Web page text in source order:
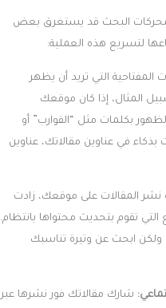
البحث قد يستغرق بعض
لتسريع هذه العملية:
المفتاحية التي تريد أن يظهر
المثال، إذا كان موقعك
بكلمات مثل “القوارب” أو
بذكاء في عناوين مقالاتك، عناوين
نشر المقالات على موقعك، زادت
تقوم بتحديث محتواها بانتظام.
ولكن ابحث عن وتيرة تناسبك
شارك مقالاتك فور نشرها عبر